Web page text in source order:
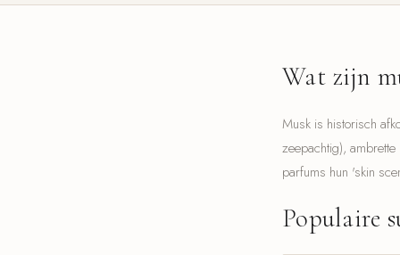
Wat zijn
Musk is historisch
zeepachtig),
parfums hun 'skin
Populaire